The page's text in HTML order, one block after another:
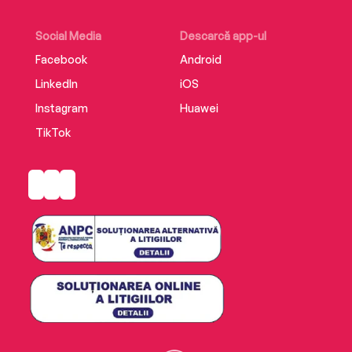
Social Media
Facebook
LinkedIn
Instagram
TikTok
Descarcă app-ul
Android
iOS
Huawei